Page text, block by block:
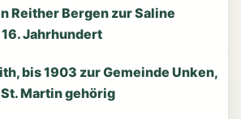
Reither Bergen zur Saline
Jahrhundert
bis 1903 zur Gemeinde Unken,
Martin gehörig